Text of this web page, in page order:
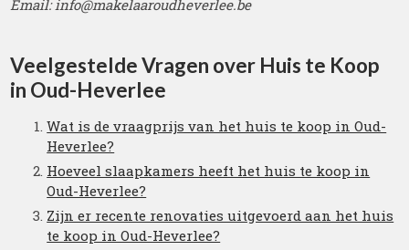
Email: info@makelaaroudheverlee.be
Veelgestelde Vragen over Huis te Koop
in Oud-Heverlee
Wat is de vraagprijs van het huis te koop in Oud-
Heverlee?
Hoeveel slaapkamers heeft het huis te koop in
Oud-Heverlee?
Zijn er recente renovaties uitgevoerd aan het huis
te koop in Oud-Heverlee?